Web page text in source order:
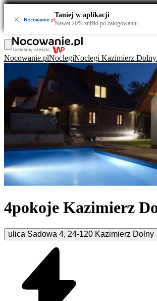
× Taniej w aplikacji
Nawet 20% zniżki po zalogowaniu
Nocowanie.plNoclegiNoclegi Kazimierz Dolny
4pokoje Kazimierz
ulica Sadowa 4, 24-120 Kazimierz Dolny